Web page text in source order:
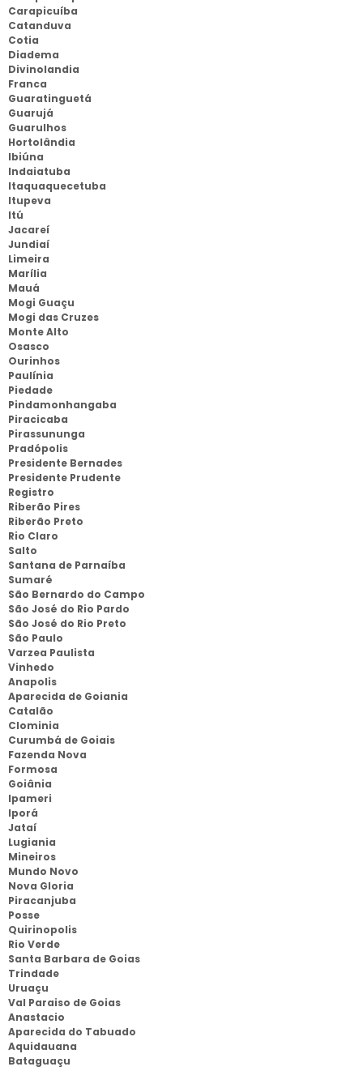
Carapicuíba
Catanduva
Cotia
Diadema
Divinolandia
Franca
Guaratinguetá
Guarujá
Guarulhos
Hortolândia
Ibiúna
Indaiatuba
Itaquaquecetuba
Itupeva
Itú
Jacareí
Jundiaí
Limeira
Marília
Mauá
Mogi Guaçu
Mogi das Cruzes
Monte Alto
Osasco
Ourinhos
Paulínia
Piedade
Pindamonhangaba
Piracicaba
Pirassununga
Pradópolis
Presidente Bernades
Presidente Prudente
Registro
Riberão Pires
Riberão Preto
Rio Claro
Salto
Santana de Parnaíba
Sumaré
São Bernardo do Campo
São José do Rio Pardo
São José do Rio Preto
São Paulo
Varzea Paulista
Vinhedo
Anapolis
Aparecida de Goiania
Catalão
Clominia
Curumbá de Goiais
Fazenda Nova
Formosa
Goiânia
Ipameri
Iporá
Jataí
Lugiania
Mineiros
Mundo Novo
Nova Gloria
Piracanjuba
Posse
Quirinopolis
Rio Verde
Santa Barbara de Goias
Trindade
Uruaçu
Val Paraiso de Goias
Anastacio
Aparecida do Tabuado
Aquidauana
Bataguaçu